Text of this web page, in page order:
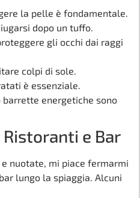
la pelle è fondamentale.
dopo un tuffo.
gli occhi dai raggi
colpi di sole.
è essenziale.
barrette energetiche sono
e Bar
nuotate, mi piace fermarmi
lungo la spiaggia. Alcuni